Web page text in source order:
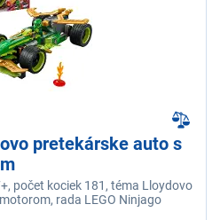
pretekárske auto s
počet kociek 181, téma Lloydovo
rada LEGO Ninjago